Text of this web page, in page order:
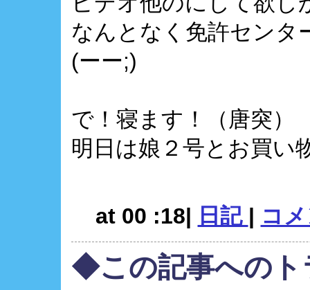
なんとなく免許センタ
(ーー;)
で！寝ます！（唐突）
明日は娘２号とお買い
at 00 :18| 日記 | コ
◆この記事へのト